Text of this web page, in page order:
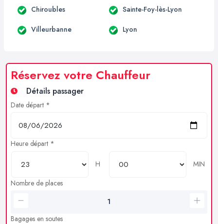
Chiroubles Sainte-Foy-lès-Lyon
Villeurbanne Lyon
Réservez votre Chauffeur
Détails passager
Date départ *
Heure départ *
H
MIN
Nombre de places
Bagages en soutes